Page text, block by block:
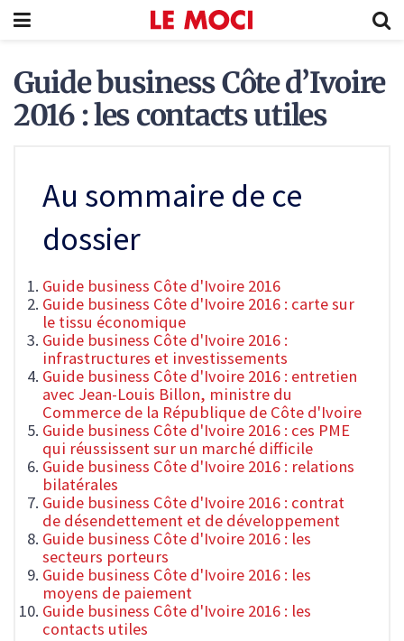
Guide business Côte d’Ivoire
2016 : les contacts utiles
Au sommaire de ce
dossier
Guide business Côte d'Ivoire 2016
Guide business Côte d'Ivoire 2016 : carte sur
le tissu économique
Guide business Côte d'Ivoire 2016 :
infrastructures et investissements
Guide business Côte d'Ivoire 2016 : entretien
avec Jean-Louis Billon, ministre du
Commerce de la République de Côte d'Ivoire
Guide business Côte d'Ivoire 2016 : ces PME
qui réussissent sur un marché difficile
Guide business Côte d'Ivoire 2016 : relations
bilatérales
Guide business Côte d'Ivoire 2016 : contrat
de désendettement et de développement
Guide business Côte d'Ivoire 2016 : les
secteurs porteurs
Guide business Côte d'Ivoire 2016 : les
moyens de paiement
Guide business Côte d'Ivoire 2016 : les
contacts utiles